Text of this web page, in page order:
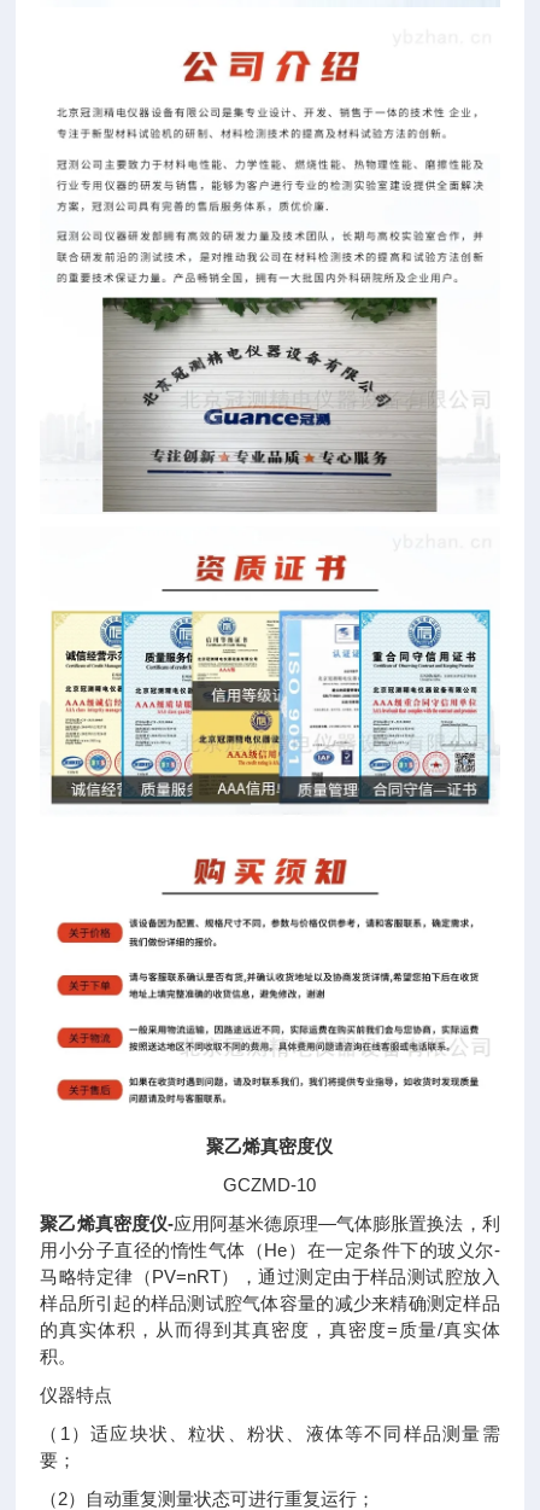
聚乙烯真密度仪
GCZMD-10
聚乙烯真密度仪-应用阿基米德原理—气体膨胀置换法，利
用小分子直径的惰性气体（He）在一定条件下的玻义尔-
马略特定律（PV=nRT），通过测定由于样品测试腔放入
样品所引起的样品测试腔气体容量的减少来精确测定样品
的真实体积，从而得到其真密度，真密度=质量/真实体
积。
仪器特点
（1）适应块状、粒状、粉状、液体等不同样品测量需
要；
（2）自动重复测量状态可进行重复运行；